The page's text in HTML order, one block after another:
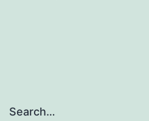
Search…